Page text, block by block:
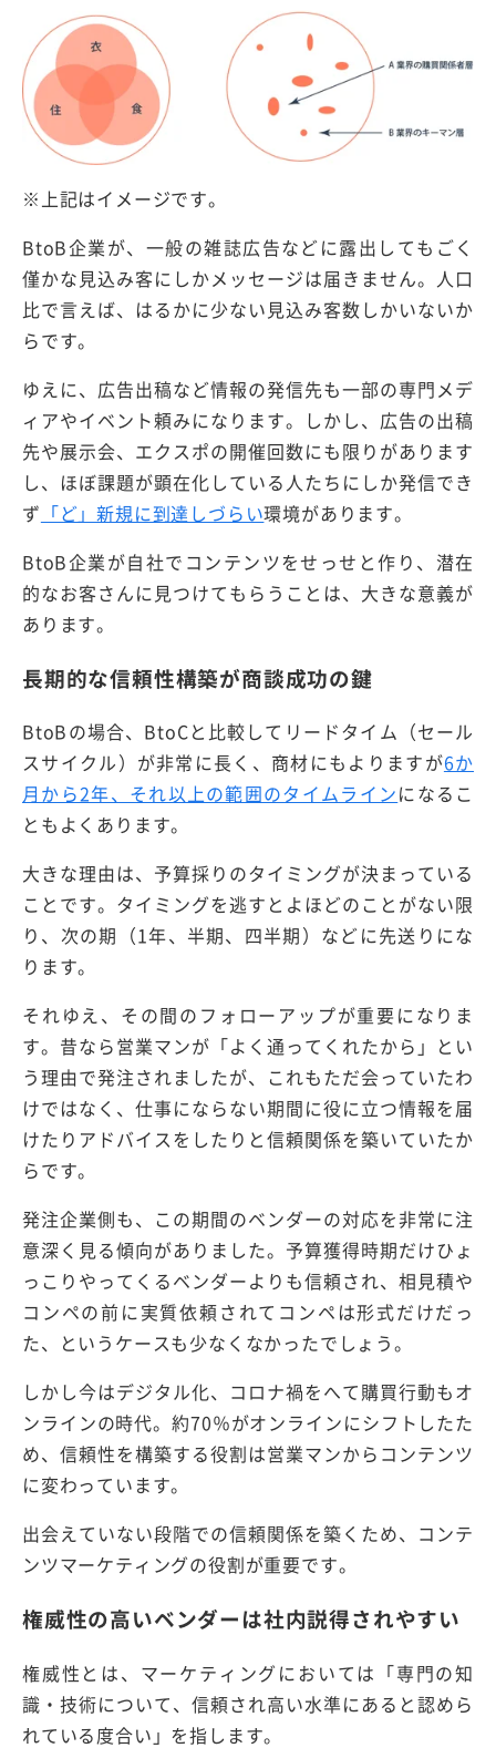
※上記はイメージです。
BtoB企業が、一般の雑誌広告などに露出してもごく
僅かな見込み客にしかメッセージは届きません。人口
比で言えば、はるかに少ない見込み客数しかいないか
らです。
ゆえに、広告出稿など情報の発信先も一部の専門メデ
ィアやイベント頼みになります。しかし、広告の出稿
先や展示会、エクスポの開催回数にも限りがあります
し、ほぼ課題が顕在化している人たちにしか発信でき
ず 「ど」新規に到達しづらい環境があります。
BtoB企業が自社でコンテンツをせっせと作り、潜在
的なお客さんに見つけてもらうことは、大きな意義が
あります。
長期的な信頼性構築が商談成功の鍵
BtoBの場合、BtoCと比較してリードタイム（セール
スサイクル）が非常に長く、商材にもよりますが6か
月から2年、それ以上の範囲のタイムラインになるこ
ともよくあります。
大きな理由は、予算採りのタイミングが決まっている
ことです。タイミングを逃すとよほどのことがない限
り、次の期（1年、半期、四半期）などに先送りにな
ります。
それゆえ、その間のフォローアップが重要になりま
す。昔なら営業マンが「よく通ってくれたから」とい
う理由で発注されましたが、これもただ会っていたわ
けではなく、仕事にならない期間に役に立つ情報を届
けたりアドバイスをしたりと信頼関係を築いていたか
らです。
発注企業側も、この期間のベンダーの対応を非常に注
意深く見る傾向がありました。予算獲得時期だけひょ
っこりやってくるベンダーよりも信頼され、相見積や
コンペの前に実質依頼されてコンペは形式だけだっ
た、というケースも少なくなかったでしょう。
しかし今はデジタル化、コロナ禍をへて購買行動もオ
ンラインの時代。約70％がオンラインにシフトしたた
め、信頼性を構築する役割は営業マンからコンテンツ
に変わっています。
出会えていない段階での信頼関係を築くため、コンテ
ンツマーケティングの役割が重要です。
権威性の高いベンダーは社内説得されやすい
権威性とは、マーケティングにおいては「専門の知
識・技術について、信頼され高い水準にあると認めら
れている度合い」を指します。